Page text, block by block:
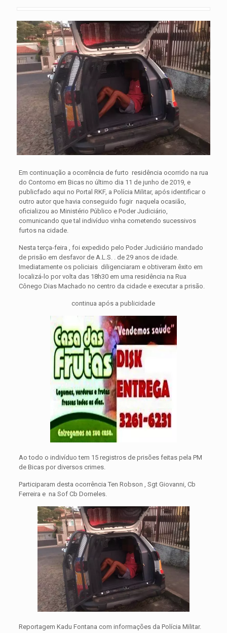
Em continuação a ocorrência de furto residência ocorrido na rua
do Contorno em Bicas no último dia 11 de junho de 2019, e
publicfado aqui no Portal RKF, a Polícia Militar, após identificar o
outro autor que havia conseguido fugir naquela ocasião,
oficializou ao Ministério Público e Poder Judiciário,
comunicando que tal indivíduo vinha cometendo sucessivos
furtos na cidade.
Nesta terça-feira , foi expedido pelo Poder Judiciário mandado
de prisão em desfavor de A.L.S. . de 29 anos de idade.
Imediatamente os policiais diligenciaram e obtiveram êxito em
localizá-lo por volta das 18h30 em uma residência na Rua
Cônego Dias Machado no centro da cidade e executar a prisão.
continua após a publicidade
Ao todo o indivíduo tem 15 registros de prisões feitas pela PM
de Bicas por diversos crimes.
Participaram desta ocorrência Ten Robson , Sgt Giovanni, Cb
Ferreira e na Sof Cb Dorneles.
Reportagem Kadu Fontana com informações da Polícia Militar.